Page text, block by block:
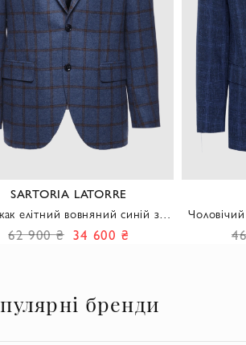
SARTORIA LATORRE
елітний вовняний синій з
картатим візерунком
62 900 ₴ 34 600 ₴
в
бренди